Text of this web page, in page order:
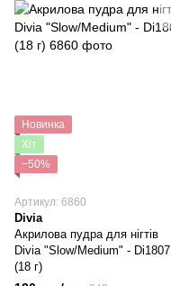
Новинка
Хіт
−50%
Артикул: 6860
Divia
Акрилова пудра для нігтів
Divia "Slow/Medium" - Di1807
(18 г)